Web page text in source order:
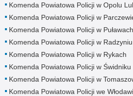
Komenda Powiatowa Policji w Opolu
Komenda Powiatowa Policji w
Komenda Powiatowa Policji w Puławach
Komenda Powiatowa Policji w
Komenda Powiatowa Policji w Rykach
Komenda Powiatowa Policji w Świdniku
Komenda Powiatowa Policji w
Komenda Powiatowa Policji we